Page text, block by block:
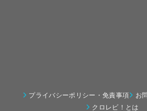
プライバシーポリシー・免責事項
お
クロレビ！とは